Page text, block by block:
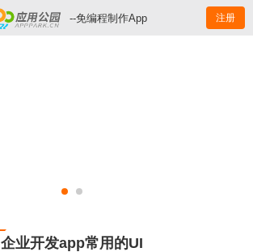
--免编程制作App 注册
企业开发app常用的UI